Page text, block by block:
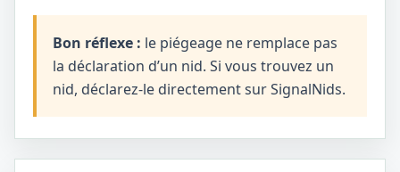
Bon réflexe : le piégeage ne remplace pas
la déclaration d’un nid. Si vous trouvez un
nid, déclarez-le directement sur SignalNids.